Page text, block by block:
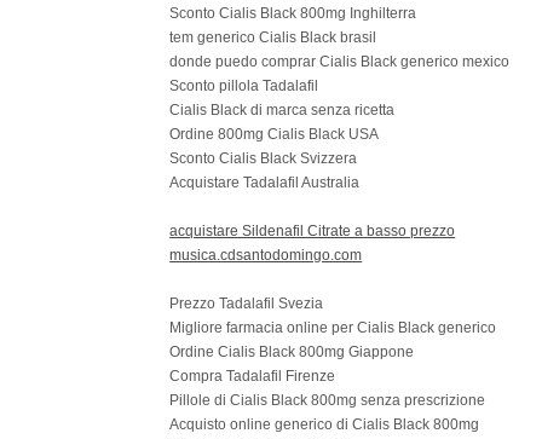
Sconto Cialis Black 800mg Inghilterra
tem generico Cialis Black brasil
donde puedo comprar Cialis Black generico mexico
Sconto pillola Tadalafil
Cialis Black di marca senza ricetta
Ordine 800mg Cialis Black USA
Sconto Cialis Black Svizzera
Acquistare Tadalafil Australia
acquistare Sildenafil Citrate a basso prezzo
musica.cdsantodomingo.com
Prezzo Tadalafil Svezia
Migliore farmacia online per Cialis Black generico
Ordine Cialis Black 800mg Giappone
Compra Tadalafil Firenze
Pillole di Cialis Black 800mg senza prescrizione
Acquisto online generico di Cialis Black 800mg